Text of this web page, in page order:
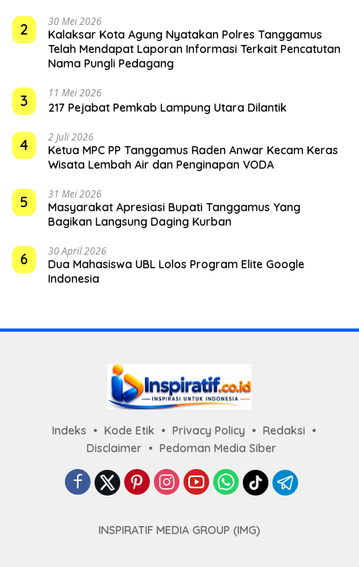
2 30 Mei 2026
Kalaksar Kota Agung Nyatakan Polres Tanggamus
Telah Mendapat Laporan Informasi Terkait Pencatutan
Nama Pungli Pedagang
3 11 Mei 2026
217 Pejabat Pemkab Lampung Utara Dilantik
4 2 Juli 2026
Ketua MPC PP Tanggamus Raden Anwar Kecam Keras
Wisata Lembah Air dan Penginapan VODA
5 31 Mei 2026
Masyarakat Apresiasi Bupati Tanggamus Yang
Bagikan Langsung Daging Kurban
6 30 April 2026
Dua Mahasiswa UBL Lolos Program Elite Google
Indonesia
Indeks Kode Etik Privacy Policy
Redaksi
Disclaimer
Pedoman Media Siber
INSPIRATIF MEDIA GROUP (IMG)